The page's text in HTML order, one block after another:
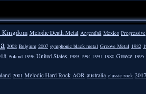
Kingdom Melodic Death Metal Argentīnā Mexico Progressive
2008 Belgium 2007 symphonic black metal Groove Metal 1982
Poland 1996 United States 1989 1994 1991 1980 Greece 1995
2001 Melodic Hard Rock AOR australia classic rock 2017